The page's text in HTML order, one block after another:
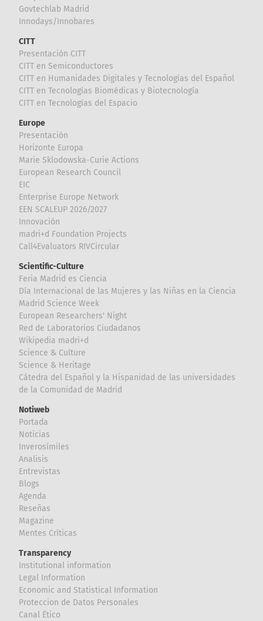
Govtechlab Madrid
Innodays/Innobares
CITT
Presentación CITT
CITT en Semiconductores
CITT en Humanidades Digitales y Tecnologías del Español
CITT en Tecnologías Biomédicas y Biotecnología
CITT en Tecnologías del Espacio
Europe
Presentación
Horizonte Europa
Marie Sklodowska-Curie Actions
European Research Council
EIC
Enterprise Europe Network
EEN SCALEUP 2026/2027
Innovación
madri+d Foundation Projects
Call4Evaluators RIVCircular
Scientific-Culture
Feria Madrid es Ciencia
Día Internacional de las Mujeres y las Niñas en la Ciencia
Madrid Science Week
European Researchers' Night
Red de Laboratorios Ciudadanos
Wikipedia madri+d
Science & Culture
Science & Heritage
Cátedra del Español y la Hispanidad de las universidades
de la Comunidad de Madrid
Notiweb
Portada
Noticias
Inverosímiles
Analisis
Entrevistas
Blogs
Agenda
Reseñas
Magazine
Mentes Críticas
Transparency
Institutional information
Legal Information
Economic and Statistical Information
Proteccion de Datos Personales
Canal Ético